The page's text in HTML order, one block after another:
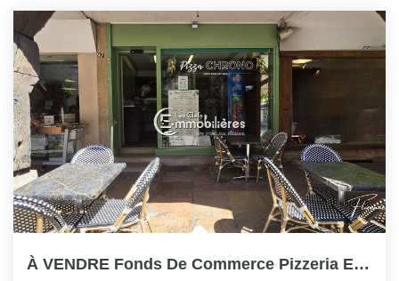
À VENDRE Fonds De Commerce Pizzeria Emplacement De Premier...